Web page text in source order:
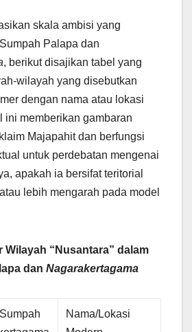
skala ambisi yang
Palapa dan
, berikut disajikan tabel yang
wilayah yang disebutkan
dengan nama atau lokasi
ini memberikan gambaran
Majapahit dan berfungsi
untuk perdebatan mengenai
apakah ia bersifat teritorial
lebih mengarah pada model
Wilayah “Nusantara” dalam
dan Nagarakertagama
Nama/Lokasi